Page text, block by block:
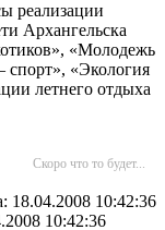
реализации
Архангельска
«Молодежь
спорт», «Экология
летнего отдыха
Скоро что то будет...
18.04.2008 10:42:36
10:42:36